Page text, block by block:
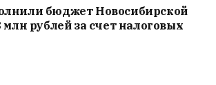
бюджет Новосибирской
млн рублей за счет налоговых